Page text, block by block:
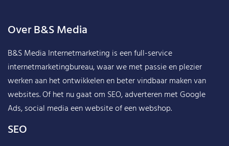
Over B&S Media
B&S Media Internetmarketing is een full-service
internetmarketingbureau, waar we met passie en plezier
werken aan het ontwikkelen en beter vindbaar maken van
websites. Of het nu gaat om SEO, adverteren met Google
Ads, social media een website of een webshop.
SEO